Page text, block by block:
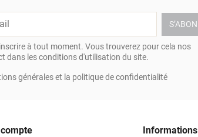
à tout moment. Vous trouverez pour cela nos
dans les conditions d'utilisation du site.
générales et la politique de confidentialité
Informations